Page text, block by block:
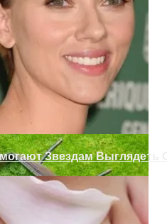
Звездам Выглядеть